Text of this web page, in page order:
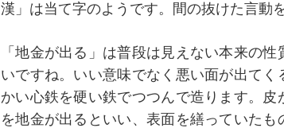
漢」は当て字のようです。間の抜けた言動
「地金が出る」は普段は見えない本来の
いですね。いい意味でなく悪い面が出て
かい心鉄を硬い鉄でつつんで造ります。
を地金が出るといい、表面を繕っていた